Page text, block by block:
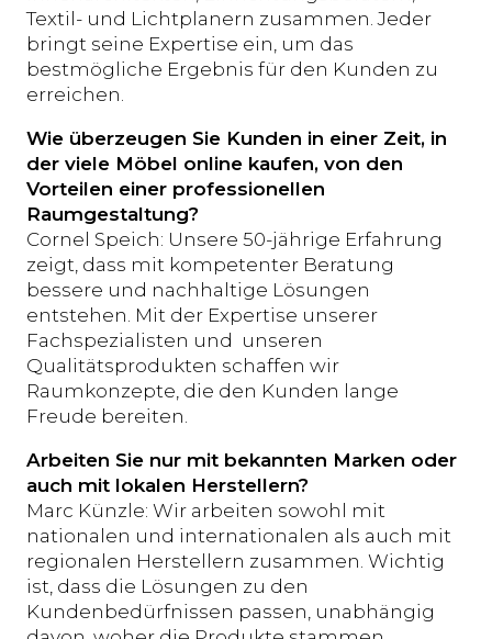
Textil- und Lichtplanern zusammen. Jeder
bringt seine Expertise ein, um das
bestmögliche Ergebnis für den Kunden zu
erreichen.
Wie überzeugen Sie Kunden in einer Zeit, in
der viele Möbel online kaufen, von den
Vorteilen einer professionellen
Raumgestaltung?
Cornel Speich: Unsere 50-jährige Erfahrung
zeigt, dass mit kompetenter Beratung
bessere und nachhaltige Lösungen
entstehen. Mit der Expertise unserer
Fachspezialisten und unseren
Qualitätsprodukten schaffen wir
Raumkonzepte, die den Kunden lange
Freude bereiten.
Arbeiten Sie nur mit bekannten Marken oder
auch mit lokalen Herstellern?
Marc Künzle: Wir arbeiten sowohl mit
nationalen und internationalen als auch mit
regionalen Herstellern zusammen. Wichtig
ist, dass die Lösungen zu den
Kundenbedürfnissen passen, unabhängig